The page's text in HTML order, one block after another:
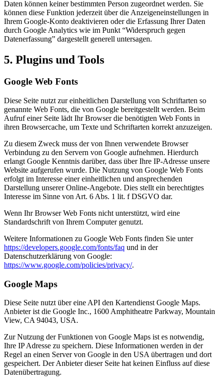
Daten können keiner bestimmten Person zugeordnet werden. Sie
können diese Funktion jederzeit über die Anzeigeneinstellungen in
Ihrem Google-Konto deaktivieren oder die Erfassung Ihrer Daten
durch Google Analytics wie im Punkt “Widerspruch gegen
Datenerfassung” dargestellt generell untersagen.
5. Plugins und Tools
Google Web Fonts
Diese Seite nutzt zur einheitlichen Darstellung von Schriftarten so
genannte Web Fonts, die von Google bereitgestellt werden. Beim
Aufruf einer Seite lädt Ihr Browser die benötigten Web Fonts in
ihren Browsercache, um Texte und Schriftarten korrekt anzuzeigen.
Zu diesem Zweck muss der von Ihnen verwendete Browser
Verbindung zu den Servern von Google aufnehmen. Hierdurch
erlangt Google Kenntnis darüber, dass über Ihre IP-Adresse unsere
Website aufgerufen wurde. Die Nutzung von Google Web Fonts
erfolgt im Interesse einer einheitlichen und ansprechenden
Darstellung unserer Online-Angebote. Dies stellt ein berechtigtes
Interesse im Sinne von Art. 6 Abs. 1 lit. f DSGVO dar.
Wenn Ihr Browser Web Fonts nicht unterstützt, wird eine
Standardschrift von Ihrem Computer genutzt.
Weitere Informationen zu Google Web Fonts finden Sie unter
https://developers.google.com/fonts/faq und in der
Datenschutzerklärung von Google:
https://www.google.com/policies/privacy/.
Google Maps
Diese Seite nutzt über eine API den Kartendienst Google Maps.
Anbieter ist die Google Inc., 1600 Amphitheatre Parkway, Mountain
View, CA 94043, USA.
Zur Nutzung der Funktionen von Google Maps ist es notwendig,
Ihre IP Adresse zu speichern. Diese Informationen werden in der
Regel an einen Server von Google in den USA übertragen und dort
gespeichert. Der Anbieter dieser Seite hat keinen Einfluss auf diese
Datenübertragung.